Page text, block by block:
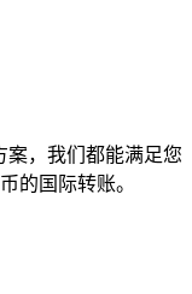
，我们都能满足您
的国际转账。